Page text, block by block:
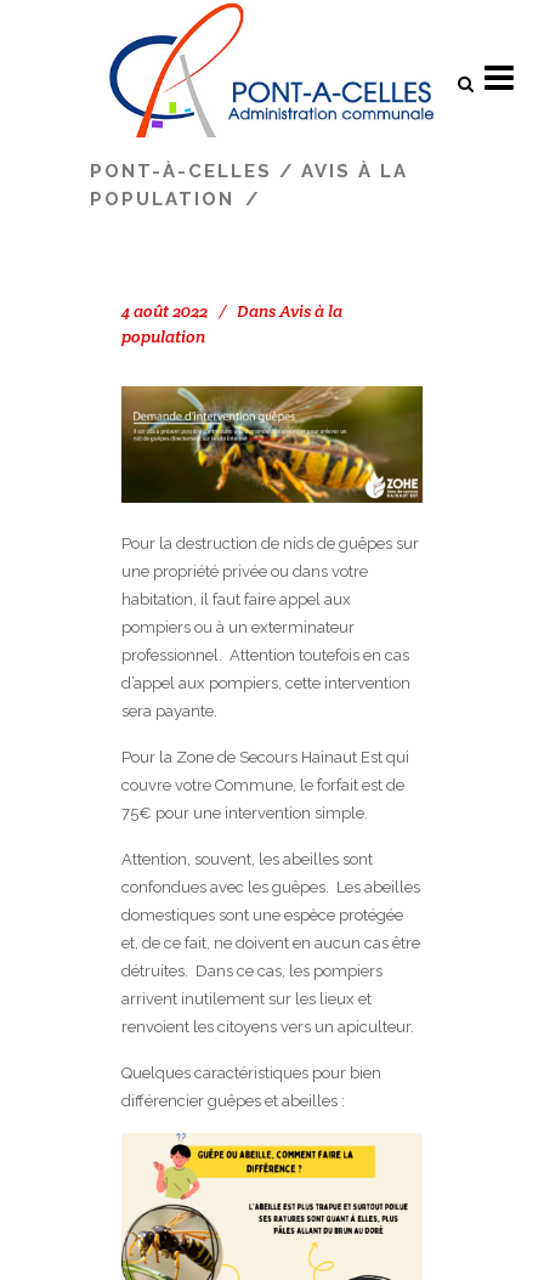
PONT-À-CELLES / AVIS À LA
POPULATION
/
4 août 2022 DansAvis à la
population
Pour la destruction de nids de guêpes sur
une propriété privée ou dans votre
habitation, il faut faire appel aux
pompiers ou à un exterminateur
professionnel. Attention toutefois en cas
d’appel aux pompiers, cette intervention
sera payante.
Pour la Zone de Secours Hainaut Est qui
couvre votre Commune, le forfait est de
75€ pour une intervention simple.
Attention, souvent, les abeilles sont
confondues avec les guêpes. Les abeilles
domestiques sont une espèce protégée
et, de ce fait, ne doivent en aucun cas être
détruites. Dans ce cas, les pompiers
arrivent inutilement sur les lieux et
renvoient les citoyens vers un apiculteur.
Quelques caractéristiques pour bien
différencier guêpes et abeilles :